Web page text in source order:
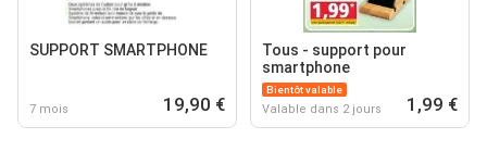
SUPPORT SMARTPHONE
7 mois 19,90 €
Tous - support pour
smartphone
Bientôt valable
Valable dans 2 jours 1,99 €